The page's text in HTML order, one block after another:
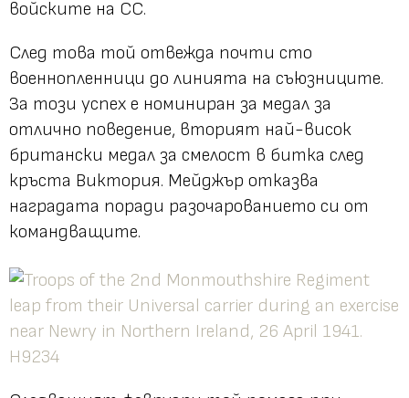
войските на СС.
След това той отвежда почти сто
военнопленници до линията на съюзниците.
За този успех е номиниран за медал за
отлично поведение, вторият най-висок
британски медал за смелост в битка след
кръста Виктория. Мейджър отказва
наградата поради разочарованието си от
командващите.